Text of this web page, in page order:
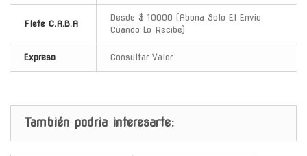
Flete C.A.B.A
Desde $ 10000 (Abona Solo El Envio
Cuando Lo Recibe)
Expreso Consultar Valor
También podria interesarte: